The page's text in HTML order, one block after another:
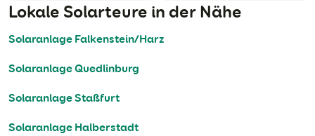
Lokale Solarteure in der Nähe
Solaranlage Falkenstein/Harz
Solaranlage Quedlinburg
Solaranlage Staßfurt
Solaranlage Halberstadt